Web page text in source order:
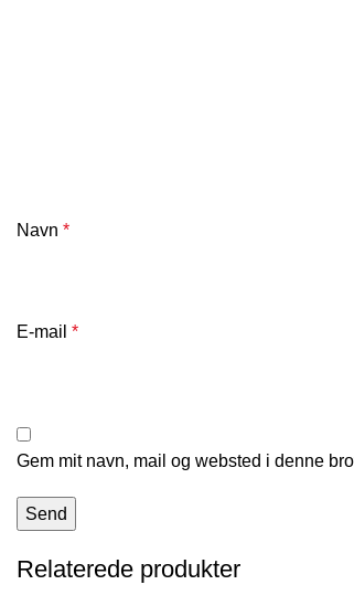
Navn *
E-mail *
Gem mit navn, mail og websted i denne
Relaterede produkter